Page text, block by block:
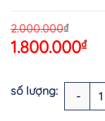
2.000.000₫
1.800.000₫
CỬA GỖ MDF